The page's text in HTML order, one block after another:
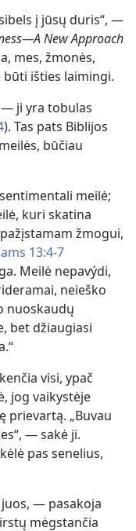
į jūsų duris“, —
New Approach
mes, žmonės,
išties laimingi.
— ji yra tobulas
). Tas pats Biblijos
būčiau
meilė;
kuri skatina
žmogui,
13:4-7
Meilė nepavýdi,
neieško
nuoskaudų
bet džiaugiasi
visi, ypač
jog vaikystėje
prievartą. „Buvau
— sakė ji.
pas senelius,
— pasakoja
mėgstančia